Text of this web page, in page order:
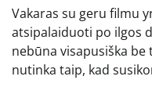
Vakaras su geru filmu
atsipalaiduoti po ilgos
nebūna visapusiška
nutinka taip, kad